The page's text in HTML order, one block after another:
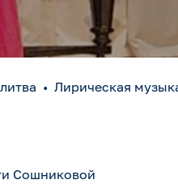
• Лирическая
Сошниковой